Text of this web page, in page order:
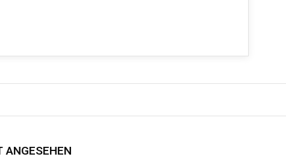
ANGESEHEN